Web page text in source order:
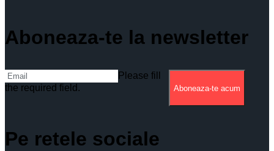
Aboneaza-te la newsletter
Please fill
the required field.
Aboneaza-te acum
Pe retele sociale